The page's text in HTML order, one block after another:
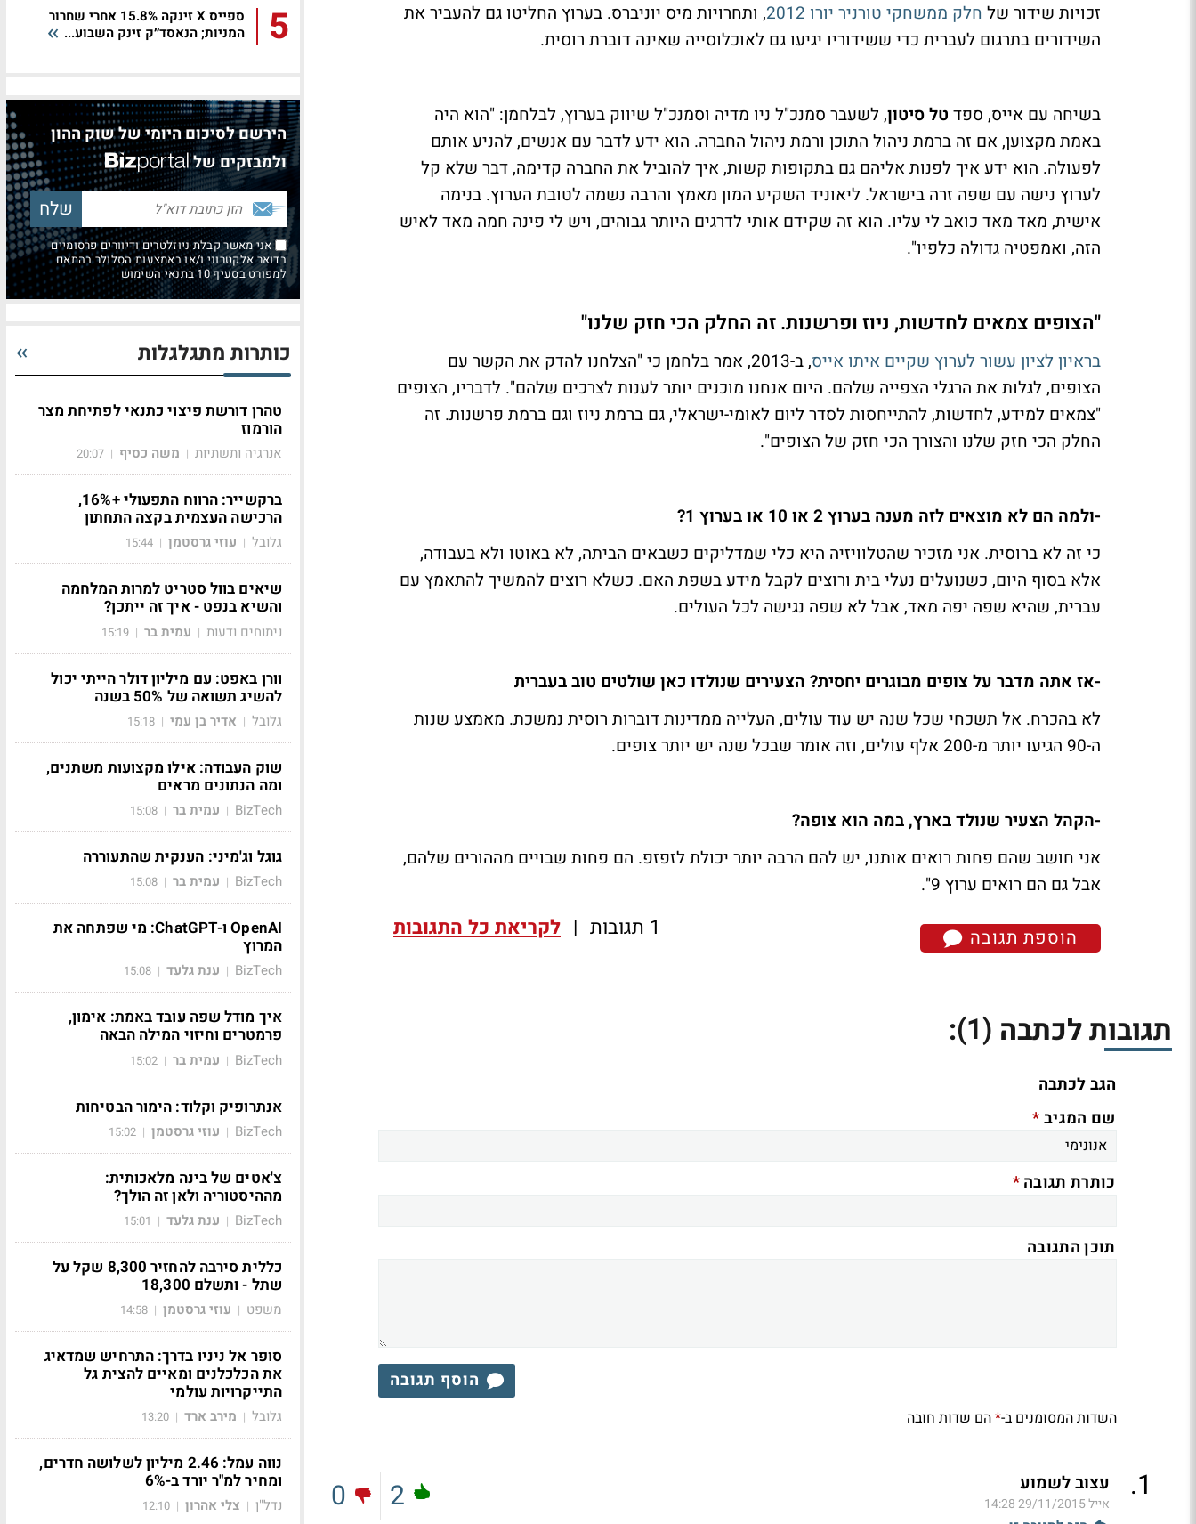
זכויות שידור של חלק ממשחקי טורניר יורו 2012
, ותחרויות מיס יוניברס. בערוץ החליטו גם להעביר את
השידורים בתרגום לעברית כדי ששידוריו יגיעו גם לאוכלוסייה שאינה דוברת רוסית.
בשיחה עם אייס, ספד טל סיטון, לשעבר סמנכ"ל ניו מדיה וסמנכ"ל שיווק בערוץ, לבלחמן: "הוא היה
באמת מקצוען, אם זה ברמת ניהול התוכן ורמת ניהול החברה. הוא ידע לדבר עם אנשים, להניע אותם
לפעולה. הוא ידע איך לפנות אליהם גם בתקופות קשות, איך להוביל את החברה קדימה, דבר שלא קל
לערוץ נישה עם שפה זרה בישראל. ליאוניד השקיע המון מאמץ והרבה נשמה לטובת הערוץ. בנימה
אישית, מאד מאד כואב לי עליו. הוא זה שקידם אותי לדרגים היותר גבוהים, ויש לי פינה חמה מאד לאיש
הזה, ואמפטיה גדולה כלפיו".
"הצופים צמאים לחדשות, ניוז ופרשנות. זה החלק הכי חזק שלנו"
בראיון לציון עשור לערוץ שקיים איתו אייס
, ב-2013, אמר בלחמן כי "הצלחנו להדק את הקשר עם
הצופים, לגלות את הרגלי הצפייה שלהם. היום אנחנו מוכנים יותר לענות לצרכים שלהם". לדבריו, הצופים
"צמאים למידע, לחדשות, להתייחסות לסדר ליום לאומי-ישראלי, גם ברמת ניוז וגם ברמת פרשנות. זה
החלק הכי חזק שלנו והצורך הכי חזק של הצופים".
-ולמה הם לא מוצאים לזה מענה בערוץ 2 או 10 או בערוץ 1?
כי זה לא ברוסית. אני מזכיר שהטלוויזיה היא כלי שמדליקים כשבאים הביתה, לא באוטו ולא בעבודה,
אלא בסוף היום, כשנועלים נעלי בית ורוצים לקבל מידע בשפת האם. כשלא רוצים להמשיך להתאמץ עם
עברית, שהיא שפה יפה מאד, אבל לא שפה נגישה לכל העולים.
-אז אתה מדבר על צופים מבוגרים יחסית? הצעירים שנולדו כאן שולטים טוב בעברית
לא בהכרח. אל תשכחי שכל שנה יש עוד עולים, העלייה ממדינות דוברות רוסית נמשכת. מאמצע שנות
ה-90 הגיעו יותר מ-200 אלף עולים, וזה אומר שבכל שנה יש יותר צופים.
-הקהל הצעיר שנולד בארץ, במה הוא צופה?
אני חושב שהם פחות רואים אותנו, יש להם הרבה יותר יכולת לזפזפ. הם פחות שבויים מההורים שלהם,
אבל גם הם רואים ערוץ 9".
הוספת תגובה 1 תגובות | לקריאת כל התגובות
תגובות לכתבה (1)
:
הגב לכתבה
שם המגיב*
כותרת תגובה*
תוכן התגובה
הוסף תגובה
השדות המסומנים ב-*הם שדות חובה
1
. עצוב לשמוע
אייל29/11/2015 14:28
2
0
5
ספייס X זינקה 15.8% אחרי שחרור
המניות; הנאסד״ק זינק השבוע...
הירשם לסיכום היומי של שוק ההון
ולמבזקים של
אני מאשר קבלת ניוזלטרים ודיוורים פרסומיים
בדואר אלקטרוני ו/או באמצעות הסלולר בהתאם
למפורט בסעיף 10 בתנאי השימוש
כותרות מתגלגלות
טהרן דורשת פיצוי כתנאי לפתיחת מצר
הורמוז
אנרגיה ותשתיות | משה כסיף |
20:07
ברקשייר: הרווח התפעולי +16%,
הרכישה העצמית בקצה התחתון
גלובל | עוזי גרסטמן |
15:44
שיאים בוול סטריט למרות המלחמה
והשיא בנפט - איך זה ייתכן?
ניתוחים ודעות | עמית בר |
15:19
וורן באפט: עם מיליון דולר הייתי יכול
להשיג תשואה של 50% בשנה
גלובל | אדיר בן עמי |
15:18
שוק העבודה: אילו מקצועות משתנים,
ומה הנתונים מראים
BizTech
| עמית בר |
15:08
גוגל וג'מיני: הענקית שהתעוררה
BizTech
| עמית בר |
15:08
OpenAI ו-ChatGPT: מי שפתחה את
המרוץ
BizTech
| ענת גלעד |
15:08
איך מודל שפה עובד באמת: אימון,
פרמטרים וחיזוי המילה הבאה
BizTech
| עמית בר |
15:02
אנתרופיק וקלוד: הימור הבטיחות
BizTech
| עוזי גרסטמן |
15:02
צ'אטים של בינה מלאכותית:
מההיסטוריה ולאן זה הולך?
BizTech
| ענת גלעד |
15:01
כללית סירבה להחזיר 8,300 שקל על
שתל - ותשלם 18,300
משפט | עוזי גרסטמן |
14:58
סופר אל ניניו בדרך: התרחיש שמדאיג
את הכלכלנים ומאיים להצית גל
התייקרויות עולמי
גלובל | מירב ארד |
13:20
נווה עמל: 2.46 מיליון לשלושה חדרים,
ומחיר למ"ר יורד ב-6%
נדל"ן | צלי אהרון |
12:10